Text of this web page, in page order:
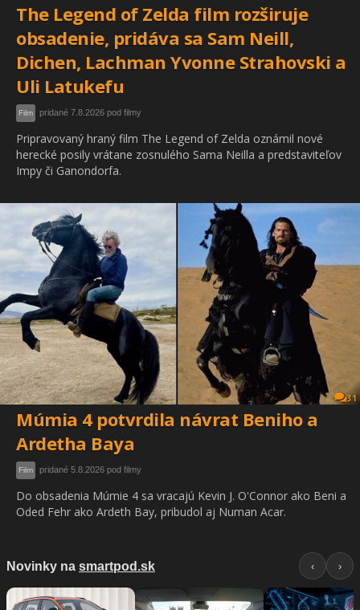
The Legend of Zelda film rozširuje
obsadenie, pridáva sa Sam Neill,
Dichen, Lachman Yvonne Strahovski a
Uli Latukefu
Film pridané 7.8.2026 pod filmy
Pripravovaný hraný film The Legend of Zelda oznámil nové
herecké posily vrátane zosnulého Sama Neilla a predstaviteľov
Impy či Ganondorfa.
31
Múmia 4 potvrdila návrat Beniho a
Ardetha Baya
Film pridané 5.8.2026 pod filmy
Do obsadenia Múmie 4 sa vracajú Kevin J. O'Connor ako Beni a
Oded Fehr ako Ardeth Bay, pribudol aj Numan Acar.